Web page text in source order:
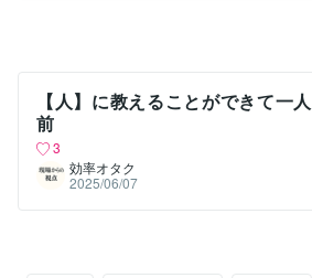
【人】に教えることができて一人
前
3
効率オタク
2025/06/07